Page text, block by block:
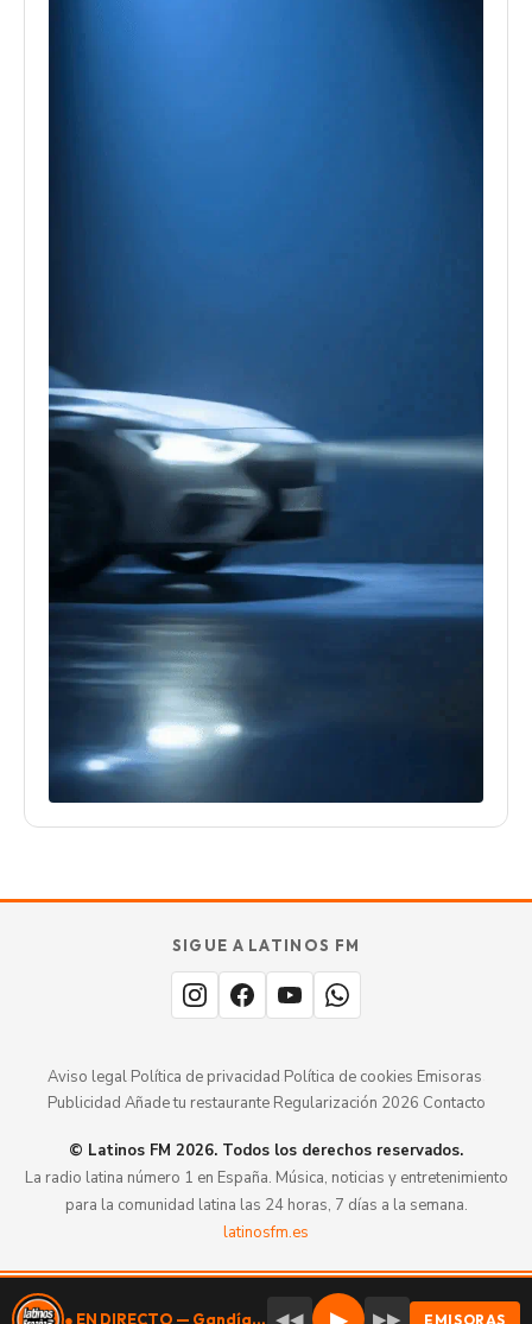
SIGUE A LATINOS FM
Aviso legal· Política de privacidad Política de cookies Emisoras
Publicidad Añade tu restaurante· Regularización 2026 Contacto
© Latinos FM 2026. Todos los derechos reservados.
La radio latina número 1 en España. Música, noticias y entretenimiento
para la comunidad latina las 24 horas, 7 días a la semana.
latinosfm.es
Valencia 107.9 DAB+
● EN DIRECTO — Gandía 93.6 FM ◀◀ ▶▶ EMISORAS